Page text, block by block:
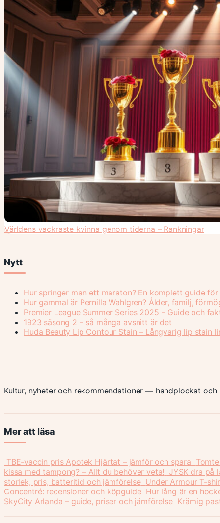
Världens vackraste kvinna genom tiderna – Rankningar
Nytt
Hur springer man ett maraton? En komplett guide
Hur gammal är Pernilla Wahlgren? Ålder, familj,
Premier League Summer Series 2025 – Guide och
1923 säsong 2 – så många avsnitt är det
Huda Beauty Lip Contour Stain – Långvarig lip stain
Kultur, nyheter och rekommendationer — handplockat
Mer att läsa
TBE-vaccin pris Apotek Hjärtat – jämför och spara
kissa med tampong? – Allt du behöver veta! JYSK dra på
storlek, pris, batteritid och jämförelse Under Armour T-
Concentré: recensioner och köpguide Hur lång är en
SkyCity Arlanda – guide, priser och jämförelse Krämig